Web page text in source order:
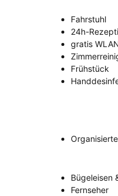
Fahrstuhl
24h-
gratis
Frühstück
Bügeleisen
Fernseher